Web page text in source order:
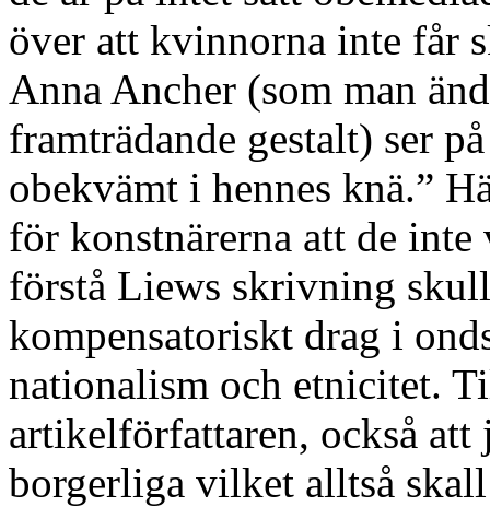
över att kvinnorna inte får
Anna Ancher (som man
framträdande gestalt) ser
obekvämt i hennes knä.”
för konstnärerna att de
förstå Liews skrivning
kompensatoriskt drag i
nationalism och etnicitet.
artikelförfattaren, också att
borgerliga vilket alltså